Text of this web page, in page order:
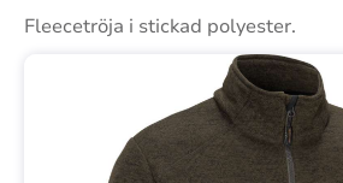
Fleecetröja i stickad polyester.